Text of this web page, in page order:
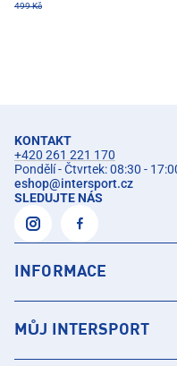
499 Kč
KONTAKT
+420 261 221 170
Pondělí - Čtvrtek: 08:30 -
eshop@intersport.cz
SLEDUJTE NÁS
INFORMACE
MŮJ INTERSPORT